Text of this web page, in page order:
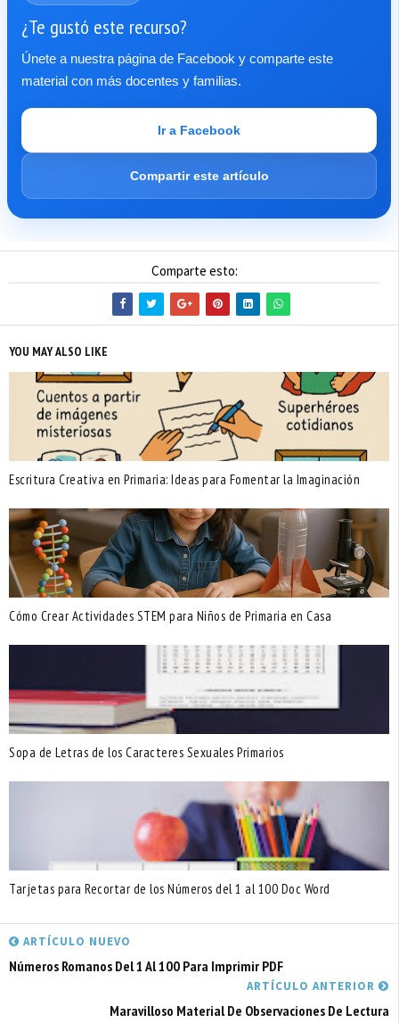
¿Te gustó este recurso?
Únete a nuestra página de Facebook y comparte este
material con más docentes y familias.
Ir a Facebook
Compartir este artículo
Comparte esto:
YOU MAY ALSO LIKE
Escritura Creativa en Primaria: Ideas para Fomentar la Imaginación
Cómo Crear Actividades STEM para Niños de Primaria en Casa
Sopa de Letras de los Caracteres Sexuales Primarios
Tarjetas para Recortar de los Números del 1 al 100 Doc Word
ARTÍCULO NUEVO
Números Romanos Del 1 Al 100 Para Imprimir PDF
ARTÍCULO ANTERIOR
Maravilloso Material De Observaciones De Lectura